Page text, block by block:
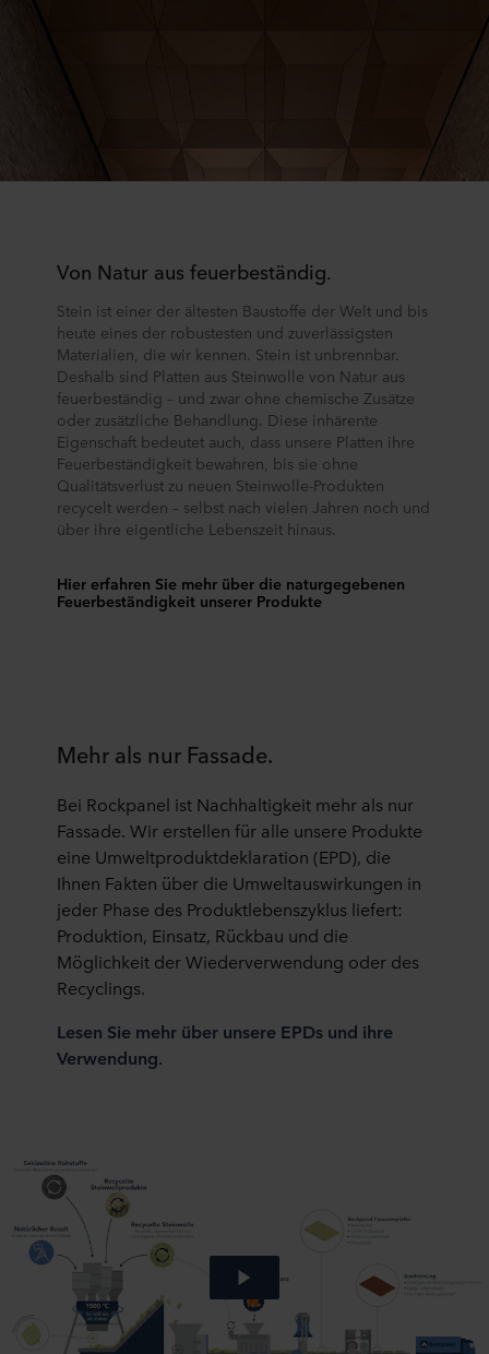
Von Natur aus feuerbeständig.
Stein ist einer der ältesten Baustoffe der Welt und bis
heute eines der robustesten und zuverlässigsten
Materialien, die wir kennen. Stein ist unbrennbar.
Deshalb sind Platten aus Steinwolle von Natur aus
feuerbeständig – und zwar ohne chemische Zusätze
oder zusätzliche Behandlung. Diese inhärente
Eigenschaft bedeutet auch, dass unsere Platten ihre
Feuerbeständigkeit bewahren, bis sie ohne
Qualitätsverlust zu neuen Steinwolle-Produkten
recycelt werden – selbst nach vielen Jahren noch und
über ihre eigentliche Lebenszeit hinaus.
Hier erfahren Sie mehr über die naturgegebenen
Feuerbeständigkeit unserer Produkte
Mehr als nur Fassade.
Bei Rockpanel ist Nachhaltigkeit mehr als nur
Fassade. Wir erstellen für alle unsere Produkte
eine Umweltproduktdeklaration (EPD), die
Ihnen Fakten über die Umweltauswirkungen in
jeder Phase des Produktlebenszyklus liefert:
Produktion, Einsatz, Rückbau und die
Möglichkeit der Wiederverwendung oder des
Recyclings.
Lesen Sie mehr über unsere EPDs und ihre
Verwendung.